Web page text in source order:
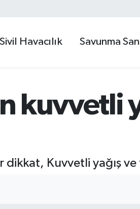
Sivil Havacılık Savunma
Kuvvetli yağış ve